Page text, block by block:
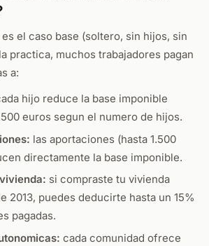
el caso base (soltero, sin hijos, sin
practica, muchos trabajadores pagan
a:
hijo reduce la base imponible
euros segun el numero de hijos.
las aportaciones (hasta 1.500
directamente la base imponible.
si compraste tu vivienda
2013, puedes deducirte hasta un 15%
pagadas.
cada comunidad ofrece